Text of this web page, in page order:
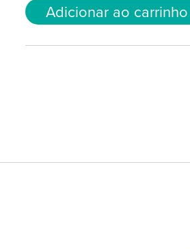
Adicionar ao carrinho